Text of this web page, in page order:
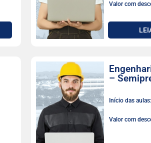
Valor com
–
Início das
Valor com